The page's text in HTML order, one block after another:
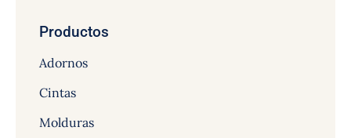
Productos
Adornos
Cintas
Molduras